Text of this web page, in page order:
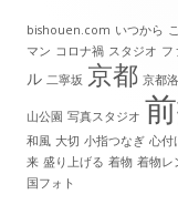
イ
ン
サ
イ
bishouen.com いつから
マン コロナ禍 スタジオ フ
ル 二寧坂 京都 京都
山公園 写真スタジオ
和風 大切 小指つなぎ 心付
来 盛り上げる 着物 着物レ
国フォト